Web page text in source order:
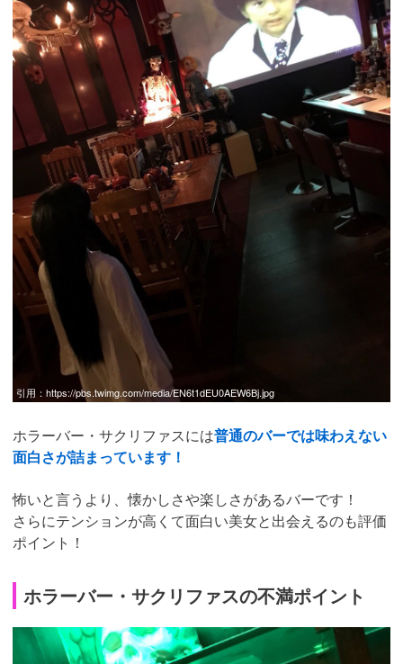
引用： https://pbs.twimg.com/media/EN6t1dEU0AEW6Bj.jpg
ホラーバー・サクリファスには普通のバーでは味わえない
面白さが詰まっています！
怖いと言うより、懐かしさや楽しさがあるバーです！
さらにテンションが高くて面白い美女と出会えるのも評価
ポイント！
ホラーバー・サクリファスの不満ポイント